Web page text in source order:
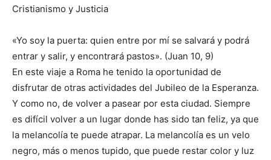
Cristianismo y Justicia
«Yo soy la puerta: quien entre por mí se salvará y podrá
entrar y salir, y encontrará pastos». (Juan 10, 9)
En este viaje a Roma he tenido la oportunidad de
disfrutar de otras actividades del Jubileo de la Esperanza.
Y como no, de volver a pasear por esta ciudad. Siempre
es difícil volver a un lugar donde has sido tan feliz, ya que
la melancolía te puede atrapar. La melancolía es un velo
negro, más o menos tupido, que puede restar color y luz